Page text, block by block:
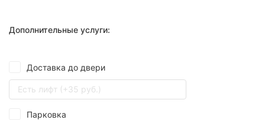
Дополнительные услуги:
Доставка до двери
Есть лифт (+35 руб.)
Парковка